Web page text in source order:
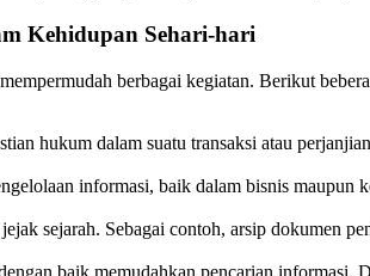
Kehidupan Sehari-hari
berbagai kegiatan. Berikut
hukum dalam suatu transaksi atau
informasi, baik dalam bisnis
sejarah. Sebagai contoh, arsip dokumen
baik memudahkan pencarian informasi.